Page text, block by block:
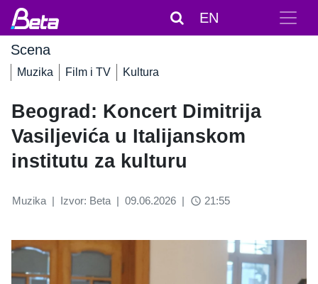
EN
Scena
Muzika Film i TV Kultura
Beograd: Koncert Dimitrija
Vasiljevića u Italijanskom
institutu za kulturu
Muzika | Izvor: Beta | 09.06.2026 | access_time 21:55